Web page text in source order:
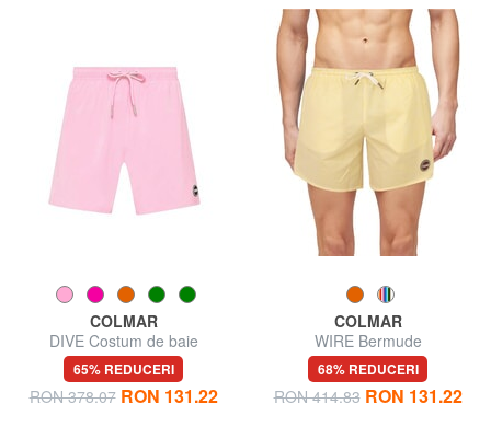
COLMAR
DIVE Costum de baie
65% REDUCERI
RON 378.07 RON 131.22
COLMAR
WIRE Bermude
68% REDUCERI
RON 414.83 RON 131.22